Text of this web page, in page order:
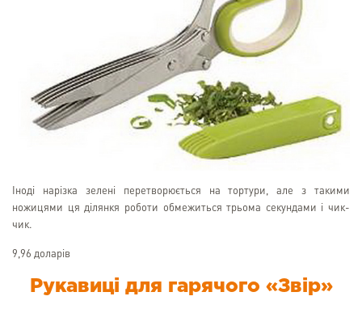
Іноді нарізка зелені перетворюється на тортури, але з такими
ножицями ця ділянкя роботи обмежиться трьома секундами і чик-
чик.
9,96 доларів
Рукавиці для гарячого «Звір»